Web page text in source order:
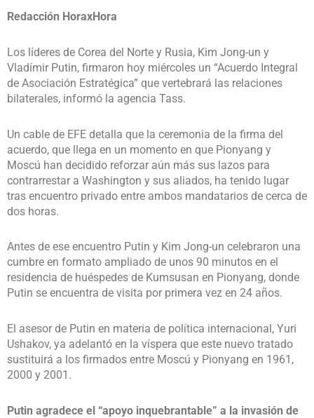
Redacción HoraxHora
Los líderes de Corea del Norte y Rusia, Kim Jong-un y
Vladímir Putin, firmaron hoy miércoles un “Acuerdo Integral
de Asociación Estratégica” que vertebrará las relaciones
bilaterales, informó la agencia Tass.
Un cable de EFE detalla que la ceremonia de la firma del
acuerdo, que llega en un momento en que Pionyang y
Moscú han decidido reforzar aún más sus lazos para
contrarrestar a Washington y sus aliados, ha tenido lugar
tras encuentro privado entre ambos mandatarios de cerca de
dos horas.
Antes de ese encuentro Putin y Kim Jong-un celebraron una
cumbre en formato ampliado de unos 90 minutos en el
residencia de huéspedes de Kumsusan en Pionyang, donde
Putin se encuentra de visita por primera vez en 24 años.
El asesor de Putin en materia de política internacional, Yuri
Ushakov, ya adelantó en la víspera que este nuevo tratado
sustituirá a los firmados entre Moscú y Pionyang en 1961,
2000 y 2001.
Putin agradece el “apoyo inquebrantable” a la invasión de